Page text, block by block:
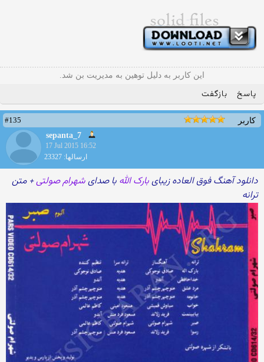
این کاربر به دلیل توهین به مدیریت بن شد.
پاسخ بازگفت
کاربر
#135
sepanta_7
17 Jul 2015 16:52
ارسالها: 23327
دانلود آهنگ فوق العاده زیبایبارک الله با صدایشهرام صولتی+ متن
ترانه